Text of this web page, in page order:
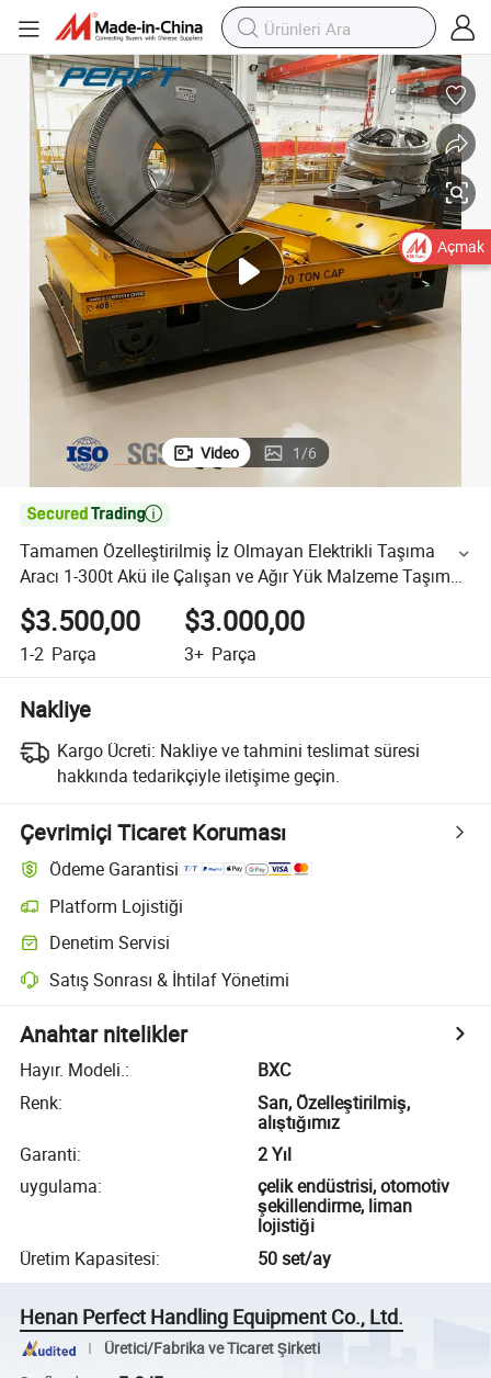
Video 1/6

Tamamen Özelleştirilmiş İz Olmayan Elektrikli Taşıma
Aracı 1-300t Akü ile Çalışan ve Ağır Yük Malzeme Taşıma
için Kablosuz Uzaktan Kontrol ile
$3.500,00
1-2 Parça
$3.000,00
3+ Parça
Nakliye
Kargo Ücreti: Nakliye ve tahmini teslimat süresi
hakkında tedarikçiyle iletişime geçin.
Çevrimiçi Ticaret Koruması
Ödeme Garantisi
Platform Lojistiği
Denetim Servisi
Satış Sonrası & İhtilaf Yönetimi
Anahtar nitelikler
Hayır. Modeli.:
BXC
Renk:
Sarı, Özelleştirilmiş,
alıştığımız
Garanti:
2 Yıl
uygulama:
çelik endüstrisi, otomotiv
şekillendirme, liman
lojistiği
Üretim Kapasitesi: 50 set/ay
Henan Perfect Handling Equipment Co., Ltd.
Üretici/Fabrika ve Ticaret Şirketi
Açmak